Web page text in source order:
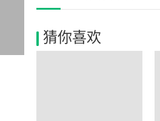
猜你喜欢